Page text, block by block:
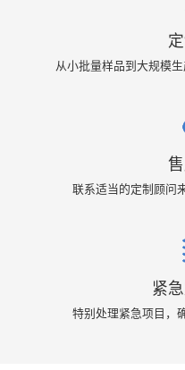
从小批量样品到大规模
联系适当的定制顾问
紧
特别处理紧急项目，